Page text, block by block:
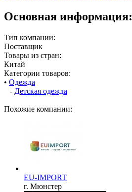
Основная информация:
Тип компании:
Поставщик
Товары из стран:
Китай
Категории товаров:
• Одежда
- Детская одежда
Похожие компании:
EU-IMPORT
г. Мюнстер